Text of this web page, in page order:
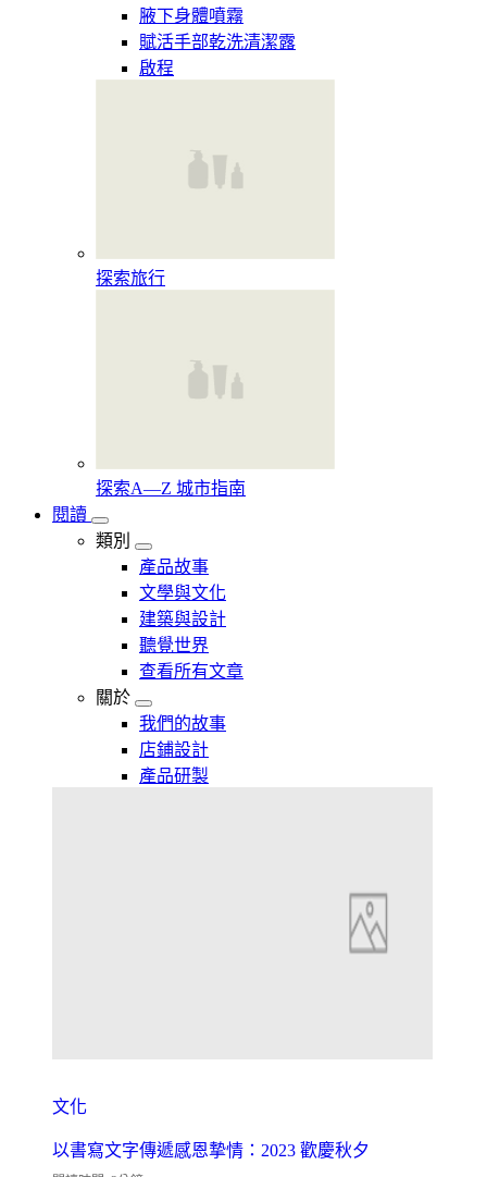
腋下身體噴霧
賦活手部乾洗清潔露
啟程
探索旅行
探索A—Z 城市指南
閱讀
類別
產品故事
文學與文化
建築與設計
聽覺世界
查看所有文章
關於
我們的故事
店鋪設計
產品研製
文化
以書寫文字傳遞感恩摯情：2023 歡慶秋夕